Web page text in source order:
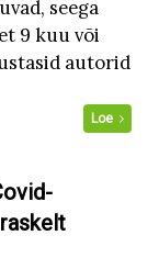
seega
9 kuu või
autorid
Loe